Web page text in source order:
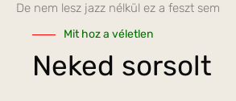
De nem lesz jazz nélkül ez a feszt sem
Mit hoz a véletlen
Neked sorsolt